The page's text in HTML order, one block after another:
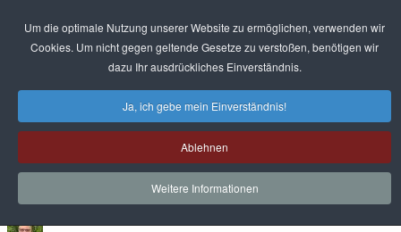
Um die optimale Nutzung unserer Website zu ermöglichen, verwenden wir
Cookies. Um nicht gegen geltende Gesetze zu verstoßen, benötigen wir
dazu Ihr ausdrückliches Einverständnis.
Ja, ich gebe mein Einverständnis!
Ablehnen
Weitere Informationen